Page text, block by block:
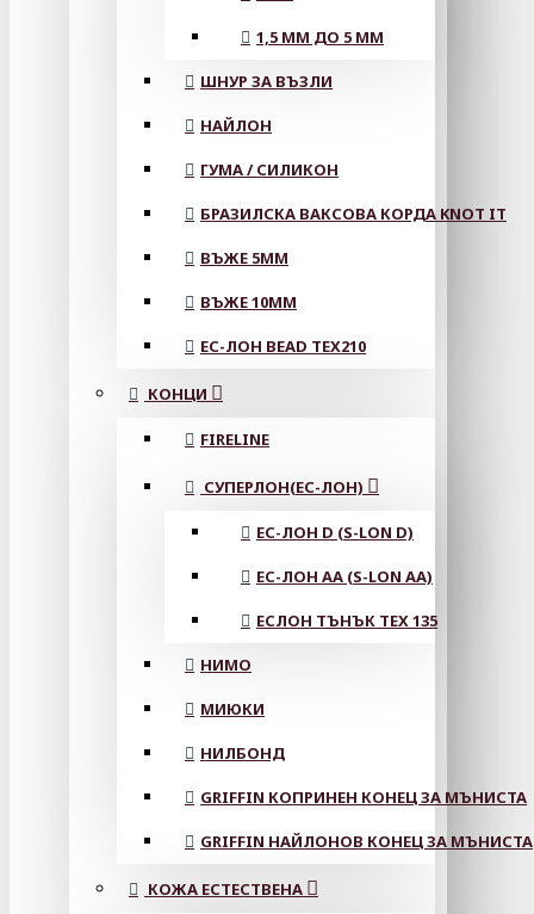
1,5 ММ ДО 5 ММ
ШНУР ЗА ВЪЗЛИ
НАЙЛОН
ГУМА / СИЛИКОН
БРАЗИЛСКА ВАКСОВА КОРДА KNOT IT
ВЪЖЕ 5MM
ВЪЖЕ 10MM
ЕС-ЛОН BEAD TEX210
КОНЦИ
FIRELINE
СУПЕРЛОН(ЕС-ЛОН)
ЕС-ЛОН D (S-LON D)
ЕС-ЛОН АА (S-LON AA)
ЕСЛОН ТЪНЪК TEX 135
НИМО
МИЮКИ
НИЛБОНД
GRIFFIN КОПРИНЕН КОНЕЦ ЗА МЪНИСТА
GRIFFIN НАЙЛОНОВ КОНЕЦ ЗА МЪНИСТА
КОЖА ЕСТЕСТВЕНА